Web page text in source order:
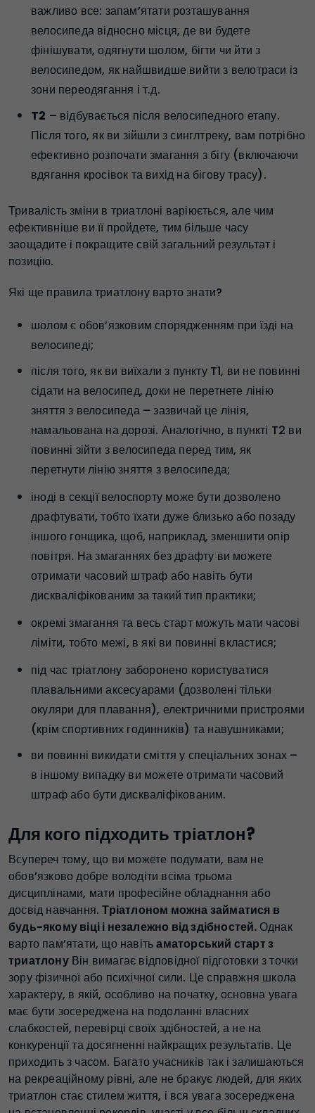
важливо все: запам’ятати розташування
велосипеда відносно місця, де ви будете
фінішувати, одягнути шолом, бігти чи йти з
велосипедом, як найшвидше вийти з велотраси із
зони переодягання і т.д.
T2 – відбувається після велосипедного етапу.
Після того, як ви зійшли з синглтреку, вам потрібно
ефективно розпочати змагання з бігу (включаючи
вдягання кросівок та вихід на бігову трасу).
Тривалість зміни в триатлоні варіюється, але чим
ефективніше ви її пройдете, тим більше часу
заощадите і покращите свій загальний результат і
позицію.
Які ще правила триатлону варто знати?
шолом є обов’язковим спорядженням при їзді на
велосипеді;
після того, як ви виїхали з пункту T1, ви не повинні
сідати на велосипед, доки не перетнете лінію
зняття з велосипеда – зазвичай це лінія,
намальована на дорозі. Аналогічно, в пункті T2 ви
повинні зійти з велосипеда перед тим, як
перетнути лінію зняття з велосипеда;
іноді в секції велоспорту може бути дозволено
драфтувати, тобто їхати дуже близько або позаду
іншого гонщика, щоб, наприклад, зменшити опір
повітря. На змаганнях без драфту ви можете
отримати часовий штраф або навіть бути
дискваліфікованим за такий тип практики;
окремі змагання та весь старт можуть мати часові
ліміти, тобто межі, в які ви повинні вкластися;
під час тріатлону заборонено користуватися
плавальними аксесуарами (дозволені тільки
окуляри для плавання), електричними пристроями
(крім спортивних годинників) та навушниками;
ви повинні викидати сміття у спеціальних зонах –
в іншому випадку ви можете отримати часовий
штраф або бути дискваліфікованим.
Для кого підходить тріатлон?
Всупереч тому, що ви можете подумати, вам не
обов’язково добре володіти всіма трьома
дисциплінами, мати професійне обладнання або
досвід навчання.Тріатлоном можна займатися в
будь-якому віці і незалежно від здібностей. Однак
варто пам’ятати, що навітьаматорський старт з
триатлонуВін вимагає відповідної підготовки з точки
зору фізичної або психічної сили. Це справжня школа
характеру, в якій, особливо на початку, основна увага
має бути зосереджена на подоланні власних
слабкостей, перевірці своїх здібностей, а не на
конкуренції та досягненні найкращих результатів. Це
приходить з часом. Багато учасників так і залишаються
на рекреаційному рівні, але не бракує людей, для яких
триатлон стає стилем життя, і вся увага зосереджена